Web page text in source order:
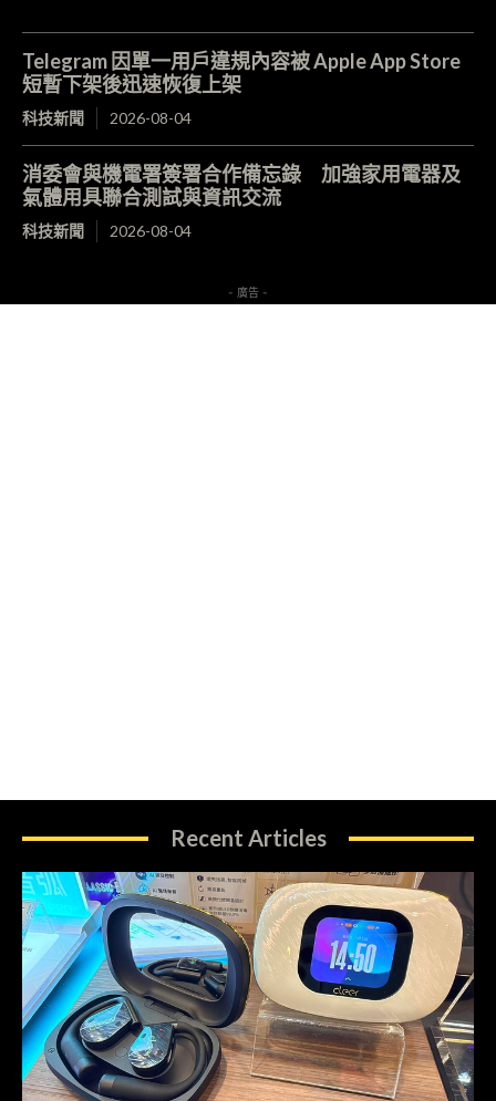
Telegram 因單一用戶違規內容被 Apple App Store
短暫下架後迅速恢復上架
科技新聞 2026-08-04
消委會與機電署簽署合作備忘錄 加強家用電器及
氣體用具聯合測試與資訊交流
科技新聞 2026-08-04
- 廣告 -
Recent Articles